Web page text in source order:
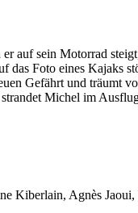
sein Motorrad
das Foto eines
Gefährt und träumt
Michel im
Kiberlain, Agnès